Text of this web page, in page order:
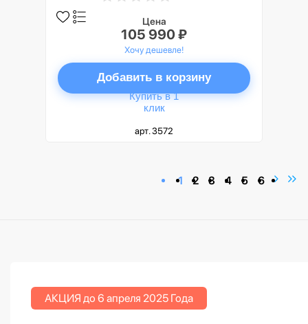
Цена
105 990 ₽
Хочу дешевле!
Добавить в корзину
Купить в 1
клик
арт. 3572
1 2 3 4 5 6
АКЦИЯ до 6 апреля 2025 Года